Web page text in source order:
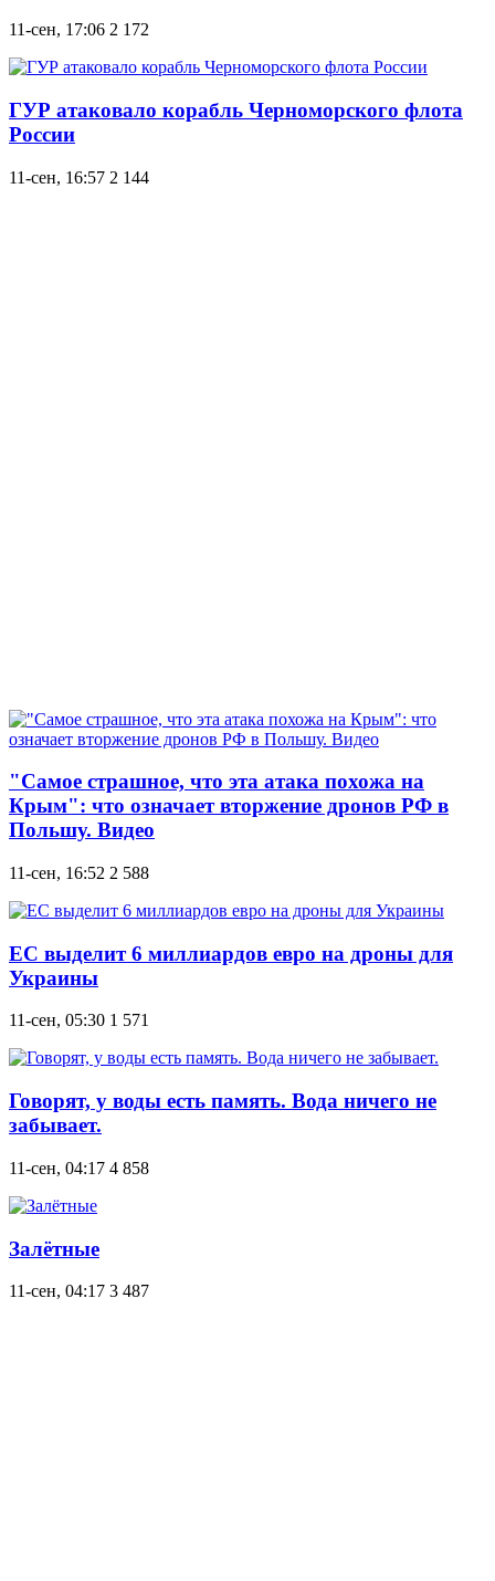
11-сен, 17:06 2 172
ГУР атаковало корабль Черноморского флота
России
11-сен, 16:57 2 144
"Самое страшное, что эта атака похожа на
Крым": что означает вторжение дронов РФ в
Польшу. Видео
11-сен, 16:52 2 588
ЕС выделит 6 миллиардов евро на дроны для
Украины
11-сен, 05:30 1 571
Говорят, у воды есть память. Вода ничего не
забывает.
11-сен, 04:17 4 858
Залётные
11-сен, 04:17 3 487